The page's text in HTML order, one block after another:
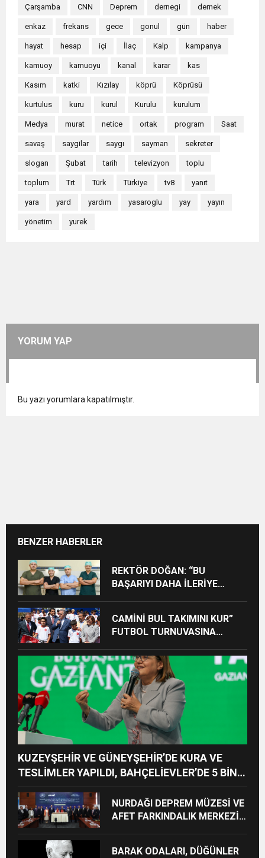
Çarşamba CNN Deprem dernegi dernek
enkaz frekans gece gonul gün haber
hayat hesap içi İlaç Kalp kampanya
kamuoy kamuoyu kanal karar kas
Kasım katki Kızılay köprü Köprüsü
kurtulus kuru kurul Kurulu kurulum
Medya murat netice ortak program Saat
savaş saygilar saygı sayman sekreter
slogan Şubat tarih televizyon toplu
toplum Trt Türk Türkiye tv8 yanıt
yara yard yardım yasaroglu yay yayın
yönetim yurek
YORUM YAP
Bu yazı yorumlara kapatılmıştır.
BENZER HABERLER
REKTÖR DOĞAN: “BU
BAŞARIYI DAHA İLERİYE
CAMİNİ BUL TAKIMINI KUR”
FUTBOL TURNUVASINA
BİSİKLET HEDİYE EDİLDİ
KUZEYŞEHİR VE GÜNEYŞEHİR’DE KURA VE
TESLİMLER YAPILDI, BAHÇELİEVLER’DE 5 BİN
KONUTUN TEMELİ ATILDI
NURDAĞI DEPREM MÜZESİ VE
AFET FARKINDALIK MERKEZİ
BARAK ODALARI, DÜĞÜNLER